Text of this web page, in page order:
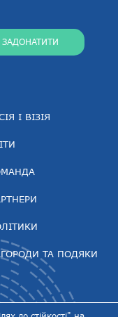
І ВІЗІЯ
ТА ПОДЯКИ
ЗАДОНАТИТИ